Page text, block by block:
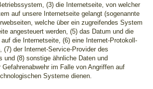
(3) die Internetseite, von welcher
auf unsere Internetseite gelangt (sogenannte
welche über ein zugreifendes System
angesteuert werden, (5) das Datum und die
die Internetseite, (6) eine Internet-Protokoll-
(7) der Internet-Service-Provider des
und (8) sonstige ähnliche Daten und
Gefahrenabwehr im Falle von Angriffen auf
Systeme dienen.